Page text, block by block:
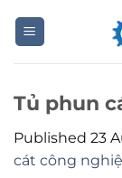
Tủ phun
Published 23
cát công